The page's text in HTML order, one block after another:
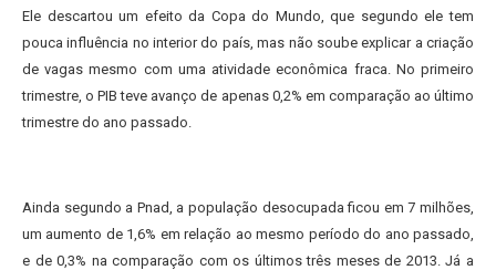
Ele descartou um efeito da Copa do Mundo, que segundo ele tem
pouca influência no interior do país, mas não soube explicar a criação
de vagas mesmo com uma atividade econômica fraca. No primeiro
trimestre, o PIB teve avanço de apenas 0,2% em comparação ao último
trimestre do ano passado.
Ainda segundo a Pnad, a população desocupada ficou em 7 milhões,
um aumento de 1,6% em relação ao mesmo período do ano passado,
e de 0,3% na comparação com os últimos três meses de 2013. Já a